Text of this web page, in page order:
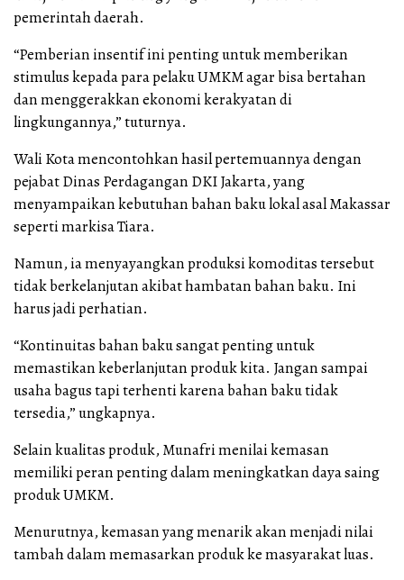
pemerintah daerah.
“Pemberian insentif ini penting untuk memberikan
stimulus kepada para pelaku UMKM agar bisa bertahan
dan menggerakkan ekonomi kerakyatan di
lingkungannya,” tuturnya.
Wali Kota mencontohkan hasil pertemuannya dengan
pejabat Dinas Perdagangan DKI Jakarta, yang
menyampaikan kebutuhan bahan baku lokal asal Makassar
seperti markisa Tiara.
Namun, ia menyayangkan produksi komoditas tersebut
tidak berkelanjutan akibat hambatan bahan baku. Ini
harus jadi perhatian.
“Kontinuitas bahan baku sangat penting untuk
memastikan keberlanjutan produk kita. Jangan sampai
usaha bagus tapi terhenti karena bahan baku tidak
tersedia,” ungkapnya.
Selain kualitas produk, Munafri menilai kemasan
memiliki peran penting dalam meningkatkan daya saing
produk UMKM.
Menurutnya, kemasan yang menarik akan menjadi nilai
tambah dalam memasarkan produk ke masyarakat luas.